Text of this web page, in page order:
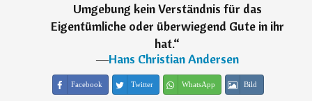
Umgebung kein Verständnis für das
Eigentümliche oder überwiegend Gute in ihr
hat.“
―Hans Christian Andersen
Facebook Twitter WhatsApp Bild